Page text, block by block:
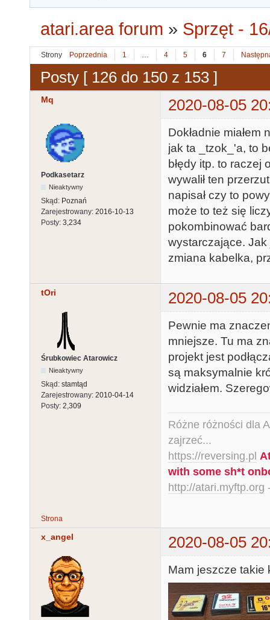
atari.area forum » Sprzęt -
Strony Poprzednia 1 … 4 5 6 7
Posty [ 126 do 150 z 153 ]
Mq 2020-08-05
Podkasetarz
Nieaktywny
Skąd: Poznań
Zarejestrowany: 2016-10-13
Posty: 3,234
Dokładnie miałem
jak ta _tzok_'a, to
błędy itp. to raczej
wywalił ten
napisał czy to
może to też się
pokombinować
wystarczające. Jak
zmiana kabelka,
tOri 2020-08-05
Śrubkowiec Atarowicz
Nieaktywny
Skąd: stamtąd
Zarejestrowany: 2010-04-14
Posty: 2,309
Pewnie ma
mniejsze. Tu ma
projekt jest
są maksymalnie
widziałem.
Różne różności dla
zajrzeć...
https://reversing.pl
with some sh*t
http://atari.myftp.org
Strona
x_angel 2020-08-05
Mam jeszcze takie